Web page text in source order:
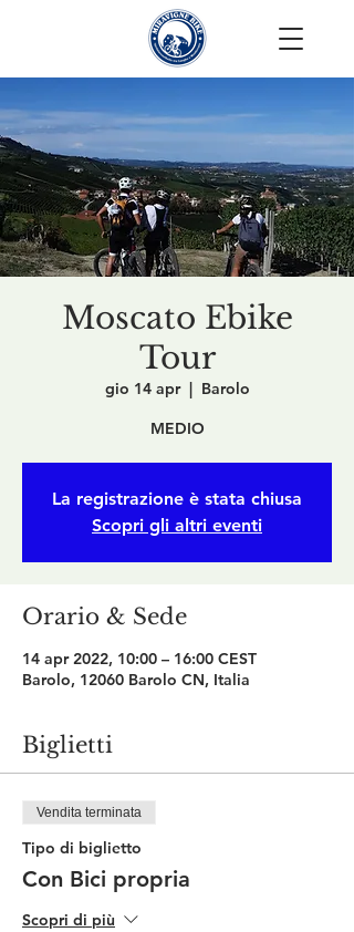
Moscato Ebike
Tour
gio 14 apr
  |
Barolo
MEDIO
La registrazione è stata chiusa
Scopri gli altri eventi
Orario & Sede
14 apr 2022, 10:00 – 16:00 CEST
Barolo, 12060 Barolo CN, Italia
Biglietti
Vendita terminata
Tipo di biglietto
Con Bici propria
Scopri di più